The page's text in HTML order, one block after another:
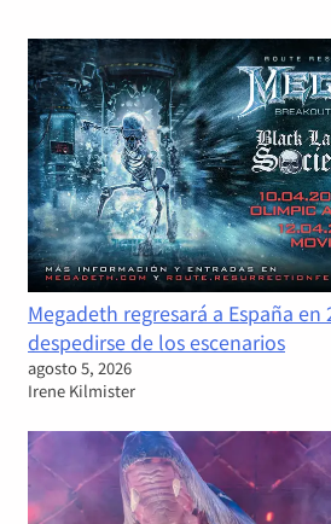
Megadeth regresará a España en
despedirse de los escenarios
agosto 5, 2026
Irene Kilmister